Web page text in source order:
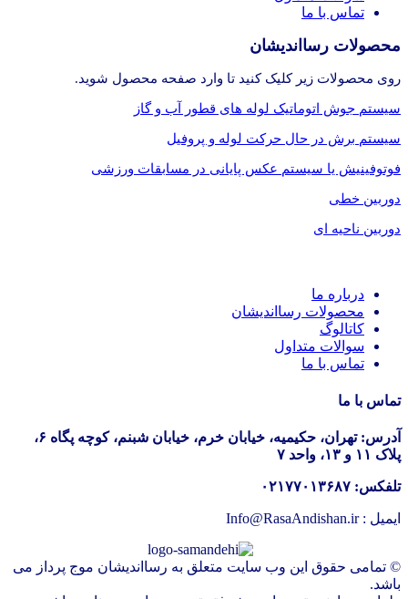
تماس با ما
محصولات رسااندیشان
روی محصولات زیر کلیک کنید تا وارد صفحه محصول شوید.
سیستم جوش اتوماتیک لوله های قطور آب و گاز
سیستم برش در حال حرکت لوله و پروفیل
فوتوفینیش یا سیستم عکس پایانی در مسابقات ورزشی
دوربین خطی
دوربین ناحیه ای
درباره ما
محصولات رسااندیشان
کاتالوگ
سوالات متداول
تماس با ما
تماس با ما
آدرس: تهران، حکیمیه، خیابان خرم، خیابان شبنم، کوچه پگاه ۶،
پلاک ۱۱ و ۱۳، واحد ۷
تلفکس: ۰۲۱۷۷۰۱۳۶۸۷
ایمیل : Info@RasaAndishan.ir
© تمامی حقوق این وب سایت متعلق به رسااندیشان موج پرداز می
باشد.